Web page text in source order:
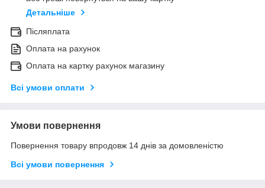
Детальніше
Післяплата
Оплата на рахунок
Оплата на картку рахунок магазину
Всі умови оплати
Умови повернення
Повернення товару впродовж 14 днів за домовленістю
Всі умови повернення